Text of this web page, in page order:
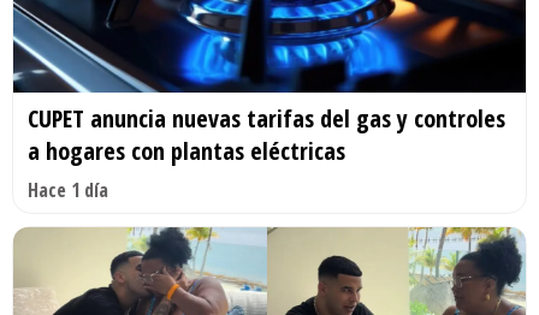
CUPET anuncia nuevas tarifas del gas y controles
a hogares con plantas eléctricas
Hace 1 día